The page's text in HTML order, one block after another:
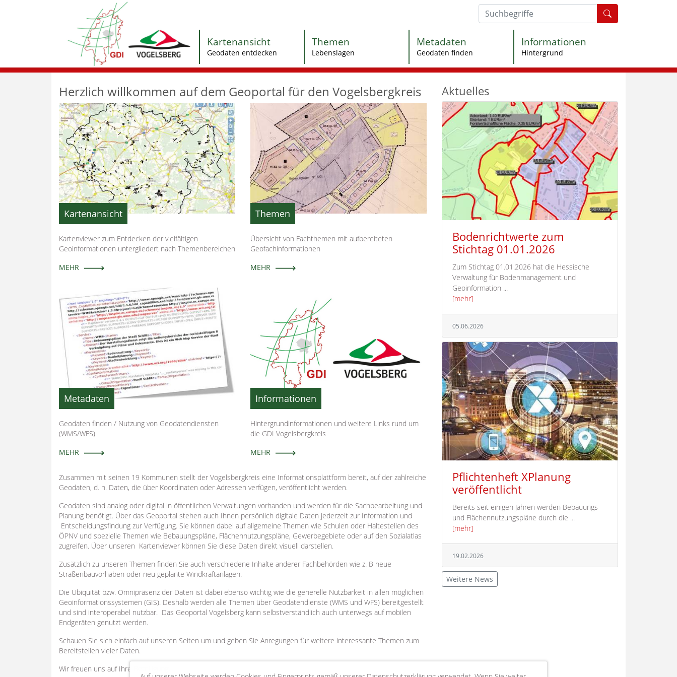
Kartenansicht
Geodaten entdecken
Themen
Lebenslagen
Metadaten
Geodaten finden
Informationen
Hintergrund
Herzlich willkommen auf dem Geoportal für den Vogelsbergkreis
Kartenansicht
Kartenviewer zum Entdecken der vielfältigen
Geoinformationen untergliedert nach Themenbereichen
MEHR
Themen
Übersicht von Fachthemen mit aufbereiteten
Geofachinformationen
MEHR
Metadaten
Geodaten finden / Nutzung von Geodatendiensten
(WMS/WFS)
MEHR
Informationen
Hintergrundinformationen und weitere Links rund um
die GDI Vogelsbergkreis
MEHR
Zusammen mit seinen 19 Kommunen stellt der Vogelsbergkreis eine Informationsplattform bereit, auf der zahlreiche
Geodaten, d. h. Daten, die über Koordinaten oder Adressen verfügen, veröffentlicht werden.
Geodaten sind analog oder digital in öffentlichen Verwaltungen vorhanden und werden für die Sachbearbeitung und
Planung benötigt. Über das Geoportal stehen auch Ihnen persönlich digitale Daten jederzeit zur Information und
Entscheidungsfindung zur Verfügung. Sie können dabei auf allgemeine Themen wie Schulen oder Haltestellen des
ÖPNV und spezielle Themen wie Bebauungspläne, Flächennutzungspläne, Gewerbegebiete oder auf den Sozialatlas
zugreifen. Über unseren Kartenviewer können Sie diese Daten direkt visuell darstellen.
Zusätzlich zu unseren Themen finden Sie auch verschiedene Inhalte anderer Fachbehörden wie z. B neue
Straßenbauvorhaben oder neu geplante Windkraftanlagen.
Die Ubiquität bzw. Omnipräsenz der Daten ist dabei ebenso wichtig wie die generelle Nutzbarkeit in allen möglichen
Geoinformationssystemen (GIS). Deshalb werden alle Themen über Geodatendienste (WMS und WFS) bereitgestellt
und sind interoperabel nutzbar. Das Geoportal Vogelsberg kann selbstverständlich auch unterwegs auf mobilen
Endgeräten genutzt werden.
Schauen Sie sich einfach auf unseren Seiten um und geben Sie Anregungen für weitere interessante Themen zum
Bereitstellen vieler Daten.
Wir freuen uns auf Ihre Beteiligung.
Aktuelles
Bodenrichtwerte zum
Stichtag 01.01.2026
Zum Stichtag 01.01.2026 hat die Hessische
Verwaltung für Bodenmanagement und
Geoinformation ...
[mehr]
05.06.2026
Pflichtenheft XPlanung
veröffentlicht
Bereits seit einigen Jahren werden Bebauungs-
und Flächennutzungspläne durch die ...
[mehr]
19.02.2026
Weitere News